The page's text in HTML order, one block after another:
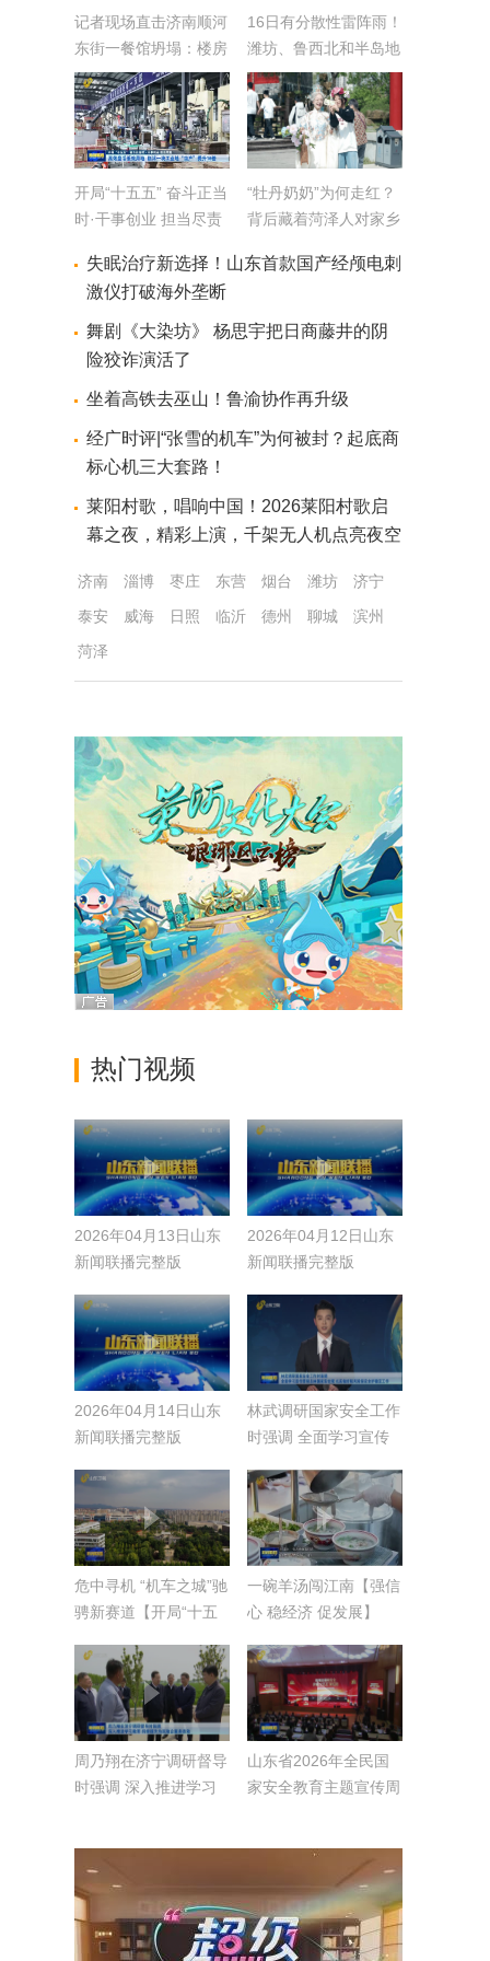
记者现场直击济南顺河
东街一餐馆坍塌：楼房
部分玻璃损坏，两人被
救出送医
16日有分散性雷阵雨！
潍坊、鲁西北和半岛地
区有雷雨或阵雨
开局“十五五” 奋斗正当
时·干事创业 担当尽责
临沭一块工业地“亩
产”提升16倍
“牡丹奶奶”为何走红？
背后藏着菏泽人对家乡
失眠治疗新选择！山东首款国产经颅电刺
激仪打破海外垄断
舞剧《大染坊》 杨思宇把日商藤井的阴
险狡诈演活了
坐着高铁去巫山！鲁渝协作再升级
经广时评|“张雪的机车”为何被封？起底商
标心机三大套路！
莱阳村歌，唱响中国！2026莱阳村歌启
幕之夜，精彩上演，千架无人机点亮夜空
济南 淄博 枣庄 东营 烟台 潍坊
济宁
泰安
威海 日照 临沂 德州 聊城
滨州
菏泽
热门视频
2026年04月13日山东
新闻联播完整版
2026年04月12日山东
新闻联播完整版
2026年04月14日山东
新闻联播完整版
林武调研国家安全工作
时强调 全面学习宣传
扎实做好防风险保安全
护稳定工作
危中寻机 “机车之城”驰
骋新赛道【开局“十五
一碗羊汤闯江南【强信
心 稳经济 促发展】
周乃翔在济宁调研督导
时强调 深入推进学习
山东省2026年全民国
家安全教育主题宣传周